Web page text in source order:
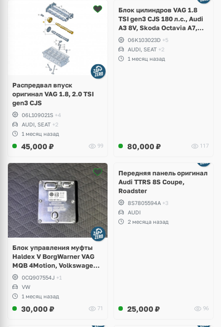
Распредвал впуск
оригинал VAG 1.8, 2.0 TSI
gen3 CJS
06L109021S +4
AUDI, SEAT +2
1 месяц назад
45,000 ₽ 99
2 фото
Блок цилиндров VAG 1.8
TSI gen3 CJS 180 л.с., Audi
A3 8V, Skoda Octavia A7,
Superb, Volkswagen Passat
B8, Golf VII Alltrack, Seat
Leon
06K103023D +5
AUDI, SEAT +2
1 месяц назад
80,000 ₽ 117
Блок управления муфты
Haldex V BorgWarner VAG
MQB 4Motion, Volkswagen
Tiguan
0CQ907554J +1
VW
1 месяц назад
30,000 ₽ 71
2 фото
Передняя панель оригинал
Audi TTRS 8S Coupe,
Roadster
8S7805594A +3
AUDI
2 месяца назад
25,000 ₽ 96